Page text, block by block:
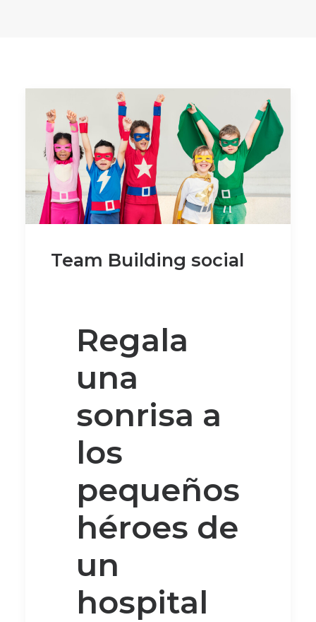
Team Building social
Regala
una
sonrisa a
los
pequeños
héroes de
un
hospital